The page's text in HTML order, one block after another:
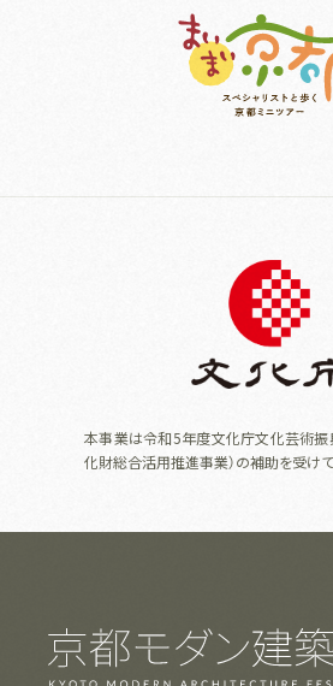
本事業は令和5年度文化庁文化芸術振
化財総合活用推進事業）の補助を受けて